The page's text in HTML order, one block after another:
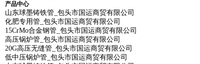
产品中心
山东球墨铸铁管_包头市国运商贸有限公司
化肥专用管_包头市国运商贸有限公司
15CrMo合金钢管_包头市国运商贸有限公司
高压锅炉管_包头市国运商贸有限公司
20G高压无缝管_包头市国运商贸有限公司
低中压锅炉管_包头市国运商贸有限公司